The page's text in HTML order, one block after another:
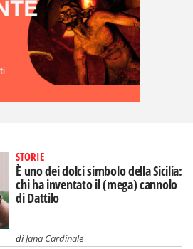
STORIE
È uno dei dolci simbolo della Sicilia:
chi ha inventato il (mega) cannolo
di Dattilo
diJana Cardinale